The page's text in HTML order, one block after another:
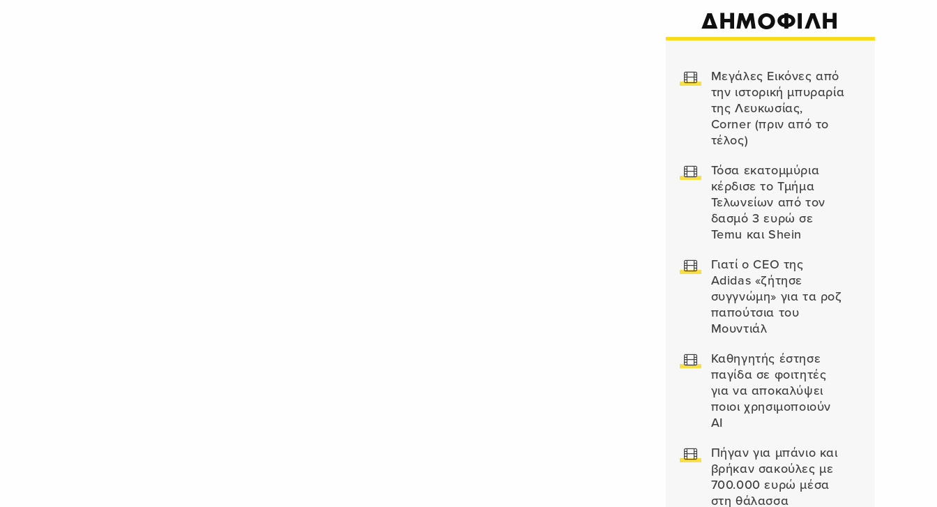
ΔΗΜΟΦΙΛΗ
Μεγάλες Εικόνες από
την ιστορική μπυραρία
της Λευκωσίας,
Corner (πριν από το
τέλος)
Τόσα εκατομμύρια
κέρδισε το Τμήμα
Τελωνείων από τον
δασμό 3 ευρώ σε
Temu και Shein
Γιατί ο CEO της
Adidas «ζήτησε
συγγνώμη» για τα ροζ
παπούτσια του
Μουντιάλ
Καθηγητής έστησε
παγίδα σε φοιτητές
για να αποκαλύψει
ποιοι χρησιμοποιούν
AI
Πήγαν για μπάνιο και
βρήκαν σακούλες με
700.000 ευρώ μέσα
στη θάλασσα